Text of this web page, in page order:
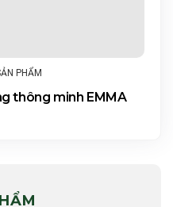
PHẨM
thông minh EMMA